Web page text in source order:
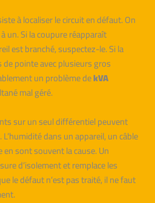
à localiser le circuit en défaut. On
un. Si la coupure réapparaît
est branché, suspectez-le. Si la
pointe avec plusieurs gros
un problème dekVA
mal géré.
sur un seul différentiel peuvent
dans un appareil, un câble
sont souvent la cause. Un
d’isolement et remplace les
le défaut n’est pas traité, il ne faut